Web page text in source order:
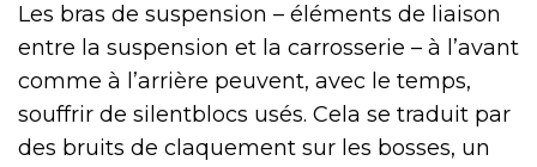
Les bras de suspension – éléments de liaison
entre la suspension et la carrosserie – à l’avant
comme à l’arrière peuvent, avec le temps,
souffrir de silentblocs usés. Cela se traduit par
des bruits de claquement sur les bosses, un